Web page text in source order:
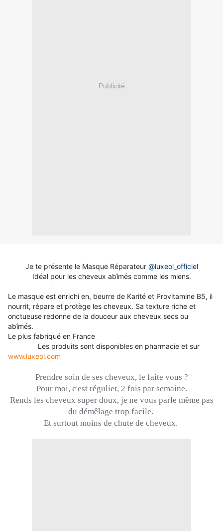
Publicité
Je te présente le Masque Réparateur @luxeol_officiel
Idéal pour les cheveux abîmés comme les miens.
Le masque est enrichi en, beurre de Karité et Provitamine B5, il
nourrit, répare et protège les cheveux. Sa texture riche et
onctueuse redonne de la douceur aux cheveux secs ou
abîmés.
Le plus fabriqué en France
Les produits sont disponibles en pharmacie et sur
www.luxeol.com
Prendre soin de ses cheveux, le faite vous ?
Pour moi, c'est régulier, 2 fois par semaine.
Rends les cheveux super doux, je ne vous parle même pas
du démêlage trop facile.
Et surtout moins de chute de cheveux.